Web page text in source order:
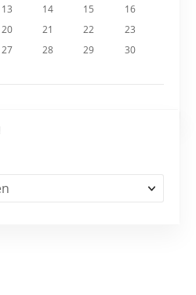
13 14 15
16
20 21 22
23
27 28 29
30